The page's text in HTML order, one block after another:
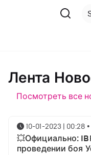
Лента
Посмотреть все
10-01-2023 | 00:28 •
💥Официально:
проведении боя